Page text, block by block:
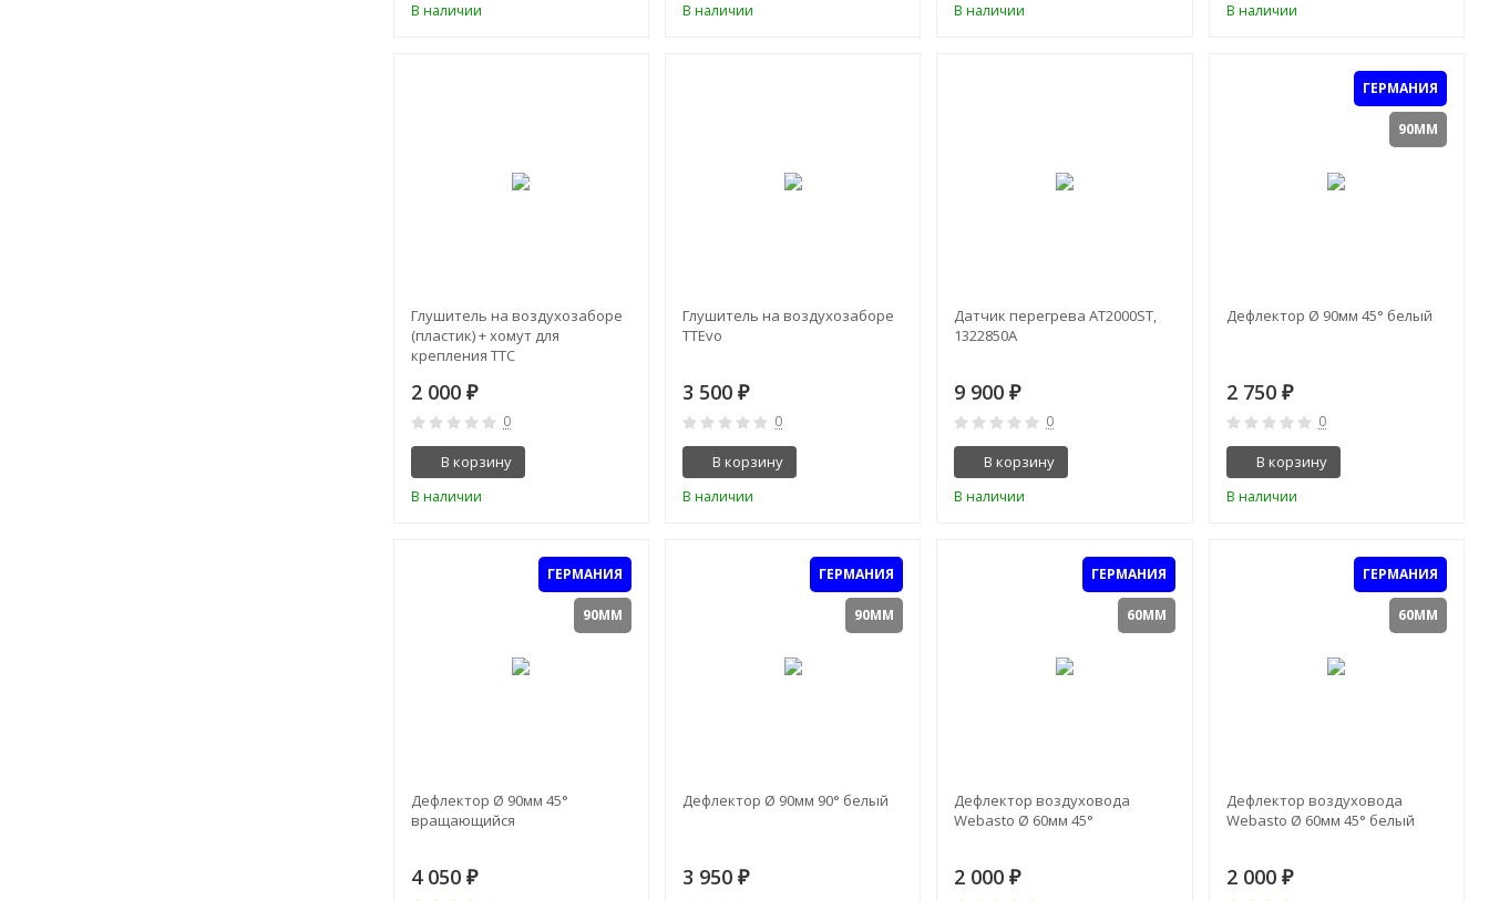
В наличии В наличии В наличии В наличии
Глушитель на воздухозаборе
(пластик) + хомут для
крепления TTC
2 000 ₽
0
В корзину
В наличии
Глушитель на воздухозаборе
TTEvo
3 500 ₽
0
В корзину
В наличии
Датчик перегрева AT2000ST,
1322850A
9 900₽
0
В корзину
В наличии
ГЕРМАНИЯ
90ММ
Дефлектор Ø 90мм 45° белый
2 750 ₽
0
В корзину
В наличии
ГЕРМАНИЯ
90ММ
Дефлектор Ø 90мм 45°
вращающийся
4 050 ₽
ГЕРМАНИЯ
90ММ
Дефлектор Ø 90мм 90° белый
3 950 ₽
ГЕРМАНИЯ
60ММ
Дефлектор воздуховода
Webasto Ø 60мм 45°
2 000₽
ГЕРМАНИЯ
60ММ
Дефлектор воздуховода
Webasto Ø 60мм 45° белый
2 000 ₽